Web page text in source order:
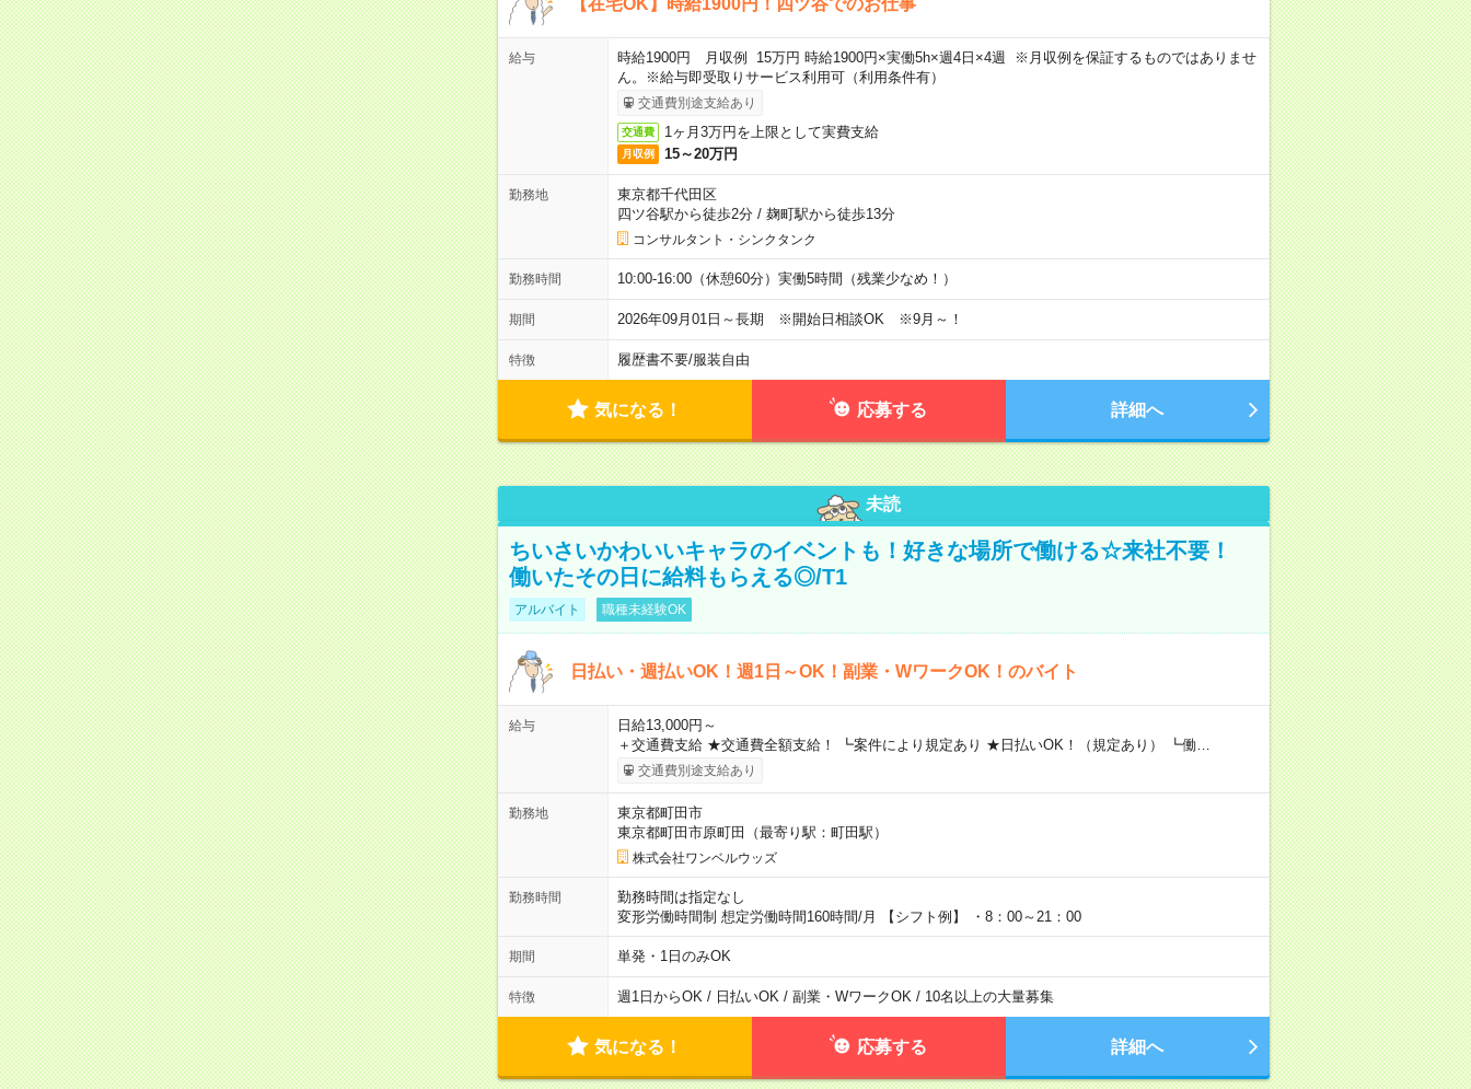
給与
時給1900円 月収例 15万円 時給1900円×実働5h×週4日×4週 ※月収例を保証するものではありませ
ん。※給与即受取りサービス利用可（利用条件有）
交通費別途支給あり
交通費 1ヶ月3万円を上限として実費支給
月収例 15～20万円
勤務地
東京都千代田区
四ツ谷駅から徒歩2分/ 麹町駅から徒歩13分
コンサルタント・シンクタンク
勤務時間 10:00-16:00（休憩60分）実働5時間（残業少なめ！）
期間 2026年09月01日～長期 ※開始日相談OK ※9月～！
特徴 履歴書不要/服装自由
気になる！ 応募する 詳細へ
未読
ちいさいかわいいキャラのイベントも！好きな場所で働ける☆来社不要！
働いたその日に給料もらえる◎/T1
アルバイト 職種未経験OK
日払い・週払いOK！週1日～OK！副業・WワークOK！のバイト
給与
日給13,000円～
＋交通費支給 ★交通費全額支給！ ┗案件により規定あり ★日払いOK！（規定あり） ┗働…
交通費別途支給あり
勤務地
東京都町田市
東京都町田市原町田（最寄り駅：町田駅）
株式会社ワンベルウッズ
勤務時間
勤務時間は指定なし
変形労働時間制 想定労働時間160時間/月 【シフト例】 ・8：00～21：00
期間 単発・1日のみOK
特徴 週1日からOK / 日払いOK / 副業・WワークOK / 10名以上の大量募集
気になる！ 応募する 詳細へ